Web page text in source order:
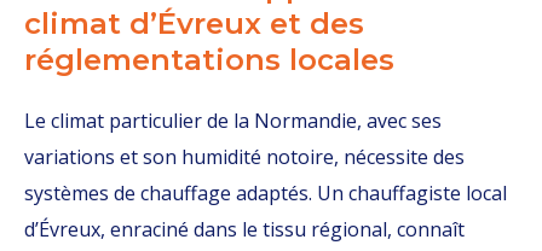
climat d’Évreux et des
réglementations locales
Le climat particulier de la Normandie, avec ses
variations et son humidité notoire, nécessite des
systèmes de chauffage adaptés. Un chauffagiste local
d’Évreux, enraciné dans le tissu régional, connaît